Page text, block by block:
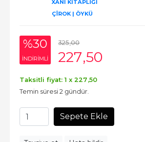
XANÎ KİTAPLIĞI
ÇÎROK | ÖYKÜ
%30
INDIRIMLI
325,00
227,50
Taksitli fiyat: 1 x 227 ,50
Temin süresi 2 gündür.
Sepete Ekle